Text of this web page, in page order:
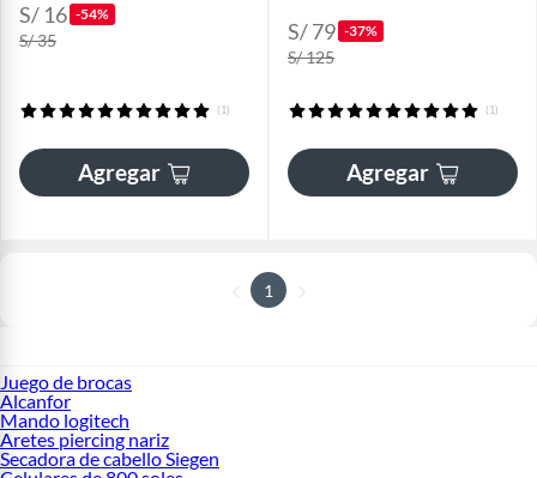
S/ 16 -54%
S/ 35
(1)
Agregar
S/ 79 -37%
S/ 125
(1)
Agregar
1
Juego de brocas
Alcanfor
Mando logitech
Aretes piercing nariz
Secadora de cabello Siegen